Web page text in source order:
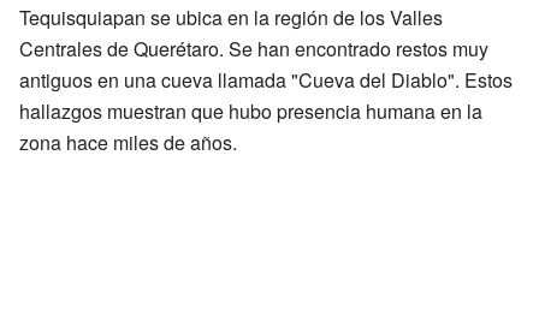
Tequisquiapan se ubica en la región de los Valles
Centrales de Querétaro. Se han encontrado restos muy
antiguos en una cueva llamada "Cueva del Diablo". Estos
hallazgos muestran que hubo presencia humana en la
zona hace miles de años.